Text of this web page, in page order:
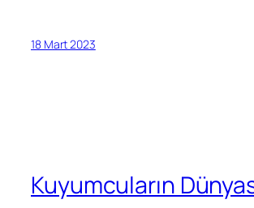
18 Mart 2023
Kuyumcuların